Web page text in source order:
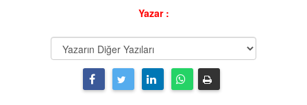
Yazar :